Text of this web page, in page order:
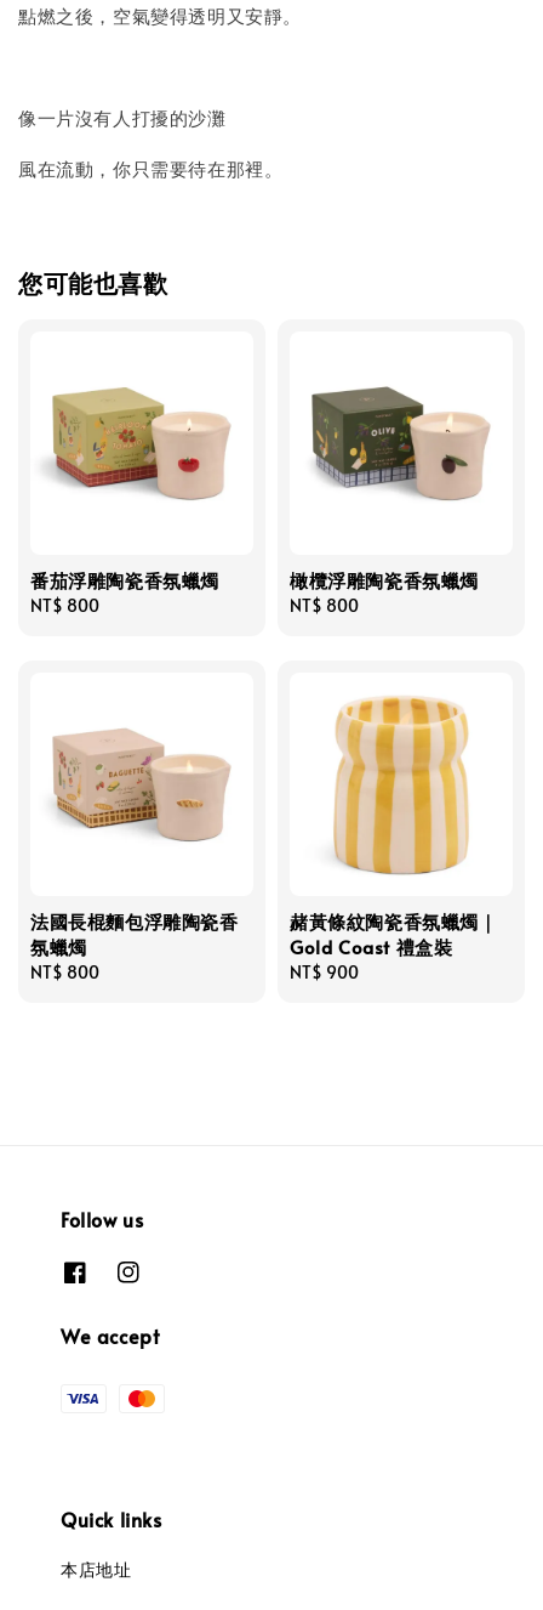
點燃之後，空氣變得透明又安靜。
像一片沒有人打擾的沙灘
風在流動，你只需要待在那裡。
您可能也喜歡
番茄浮雕陶瓷香氛蠟燭
Regular
NT$ 800
橄欖浮雕陶瓷香氛蠟燭
Regular
NT$ 800
法國長棍麵包浮雕陶瓷香
氛蠟燭
Regular
NT$ 800
赭黃條紋陶瓷香氛蠟燭｜
Gold Coast 禮盒裝
Regular
NT$ 900
Follow us
We accept
Quick links
本店地址